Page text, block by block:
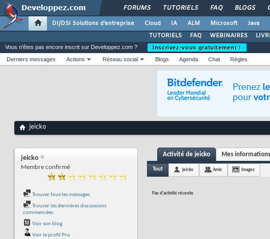
FORUMS TUTORIELS FAQ BLOGS
DI/DSI Solutions d'entreprise Cloud IA ALM Microsoft Java
TUTORIELS
FAQ WEBINAIRES
Vous n'êtes pas encore inscrit sur Developpez.com ?
Inscrivez-vous gratuitement !
Derniers messages
Actions Réseau social Blogs Agenda Chat Règles
jeicko
jeicko
Membre confirmé
Trouver tous les messages
Trouver les dernières discussions
commencées
Voir son blog
Voir le profil Pro
Activité de jeicko Mes informations
Tout jeicko Amis Images
Pas d'activité récente